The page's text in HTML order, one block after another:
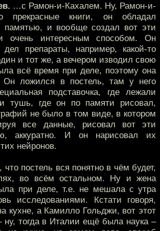
…с Рамон-и-Кахалем. Ну, Рамон-и-
прекрасные книги, он обладал
памятью, и вообще создал вот эти
очень интересным способом. Он
препараты, например, какой-то
и тот же, а вечером изводил свою
всё время при деле, поэтому она
Он ложился в постель, там у него
подставочка, где лежали
тушь, где он по памяти рисовал,
не было в том виде, в котором
все данные, рисовал вот эти
аккуратно. И он нарисовал их
нейронов.
что постель вся понятно в чём будет,
во всём остальном. Ну и жена
при деле, т.е. не мешала с утра
исследованиями. Кстати говоря,
кухне, а Камилло Гольджи, вот этот
ну, тогда в Италии ещё была наука –